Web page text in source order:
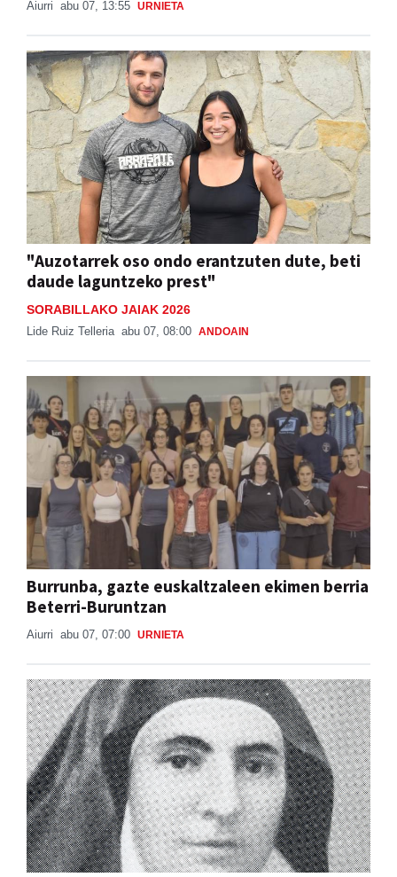
Aiurri abu 07, 13:55 URNIETA
"Auzotarrek oso ondo erantzuten dute, beti
daude laguntzeko prest"
SORABILLAKO JAIAK 2026
Lide Ruiz Telleria abu 07, 08:00 ANDOAIN
Burrunba, gazte euskaltzaleen ekimen berria
Beterri-Buruntzan
Aiurri abu 07, 07:00 URNIETA